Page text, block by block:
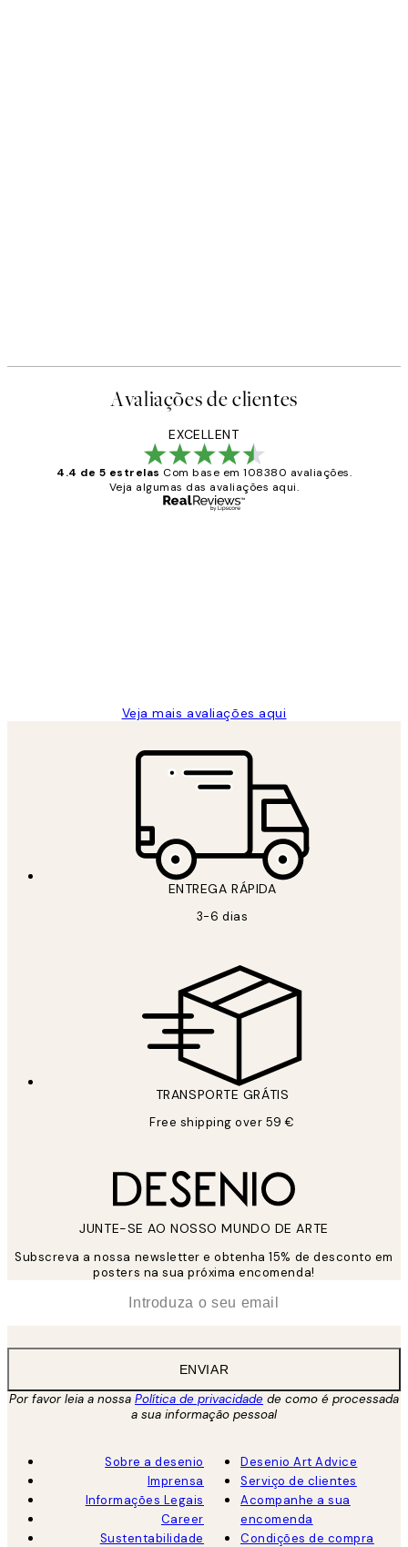
Avaliações de clientes
EXCELLENT
4.4 de 5 estrelas Com base em 108380 avaliações.
Veja algumas das avaliações aqui.
Veja mais avaliações aqui
ENTREGA RÁPIDA
3-6 dias
TRANSPORTE GRÁTIS
Free shipping over 59 €
JUNTE-SE AO NOSSO MUNDO DE ARTE
Subscreva a nossa newsletter e obtenha 15% de desconto em
posters na sua próxima encomenda!
ENVIAR
Por favor leia a nossa Política de privacidade de como é processada
a sua informação pessoal
Sobre a desenio
Imprensa
Informações Legais
Career
Sustentabilidade
Desenio Art Advice
Serviço de clientes
Acompanhe a sua
encomenda
Condições de compra